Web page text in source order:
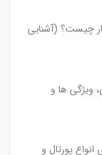
چیست؟ (آشنایی
ویژگی ها و
پورتال و